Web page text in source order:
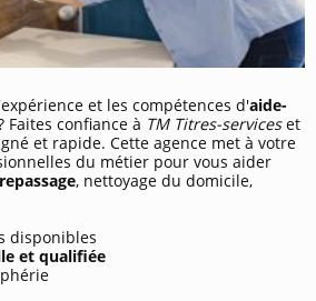
et les compétences d'aide-
Faites confiance à TM Titres-serviceset
et rapide. Cette agence met à votre
du métier pour vous aider
repassage, nettoyage du domicile,
disponibles
et qualifiée